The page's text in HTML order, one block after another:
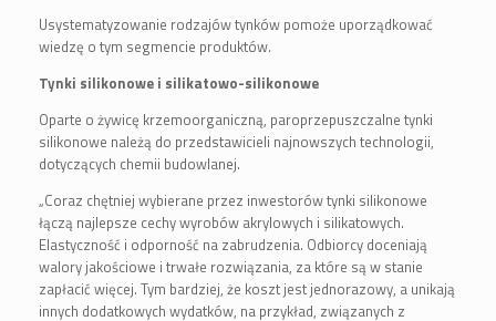
Usystematyzowanie rodzajów tynków pomoże uporządkować
wiedzę o tym segmencie produktów.
Tynki silikonowe i silikatowo-silikonowe
Oparte o żywicę krzemoorganiczną, paroprzepuszczalne tynki
silikonowe należą do przedstawicieli najnowszych technologii,
dotyczących chemii budowlanej.
„Coraz chętniej wybierane przez inwestorów tynki silikonowe
łączą najlepsze cechy wyrobów akrylowych i silikatowych.
Elastyczność i odporność na zabrudzenia. Odbiorcy doceniają
walory jakościowe i trwałe rozwiązania, za które są w stanie
zapłacić więcej. Tym bardziej, że koszt jest jednorazowy, a unikają
innych dodatkowych wydatków, na przykład, związanych z